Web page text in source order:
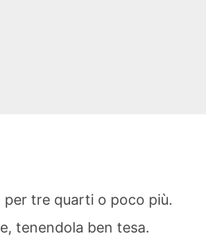
per tre quarti o poco più.
tenendola ben tesa.